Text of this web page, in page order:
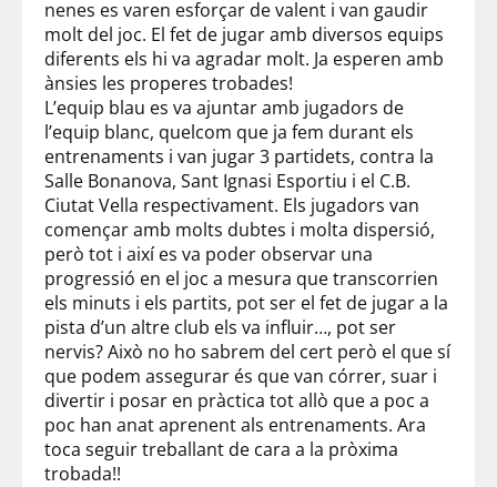
nenes es varen esforçar de valent i van gaudir
molt del joc. El fet de jugar amb diversos equips
diferents els hi va agradar molt. Ja esperen amb
ànsies les properes trobades!
L’equip blau es va ajuntar amb jugadors de
l’equip blanc, quelcom que ja fem durant els
entrenaments i van jugar 3 partidets, contra la
Salle Bonanova, Sant Ignasi Esportiu i el C.B.
Ciutat Vella respectivament. Els jugadors van
començar amb molts dubtes i molta dispersió,
però tot i així es va poder observar una
progressió en el joc a mesura que transcorrien
els minuts i els partits, pot ser el fet de jugar a la
pista d’un altre club els va influir…, pot ser
nervis? Això no ho sabrem del cert però el que sí
que podem assegurar és que van córrer, suar i
divertir i posar en pràctica tot allò que a poc a
poc han anat aprenent als entrenaments. Ara
toca seguir treballant de cara a la pròxima
trobada!!